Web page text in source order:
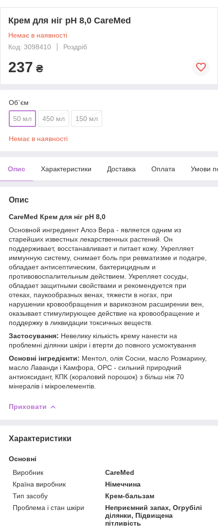
Крем для ніг рН 8,0 CareMed
Немає в наявності
Код: 3098410
Роздріб
237 ₴
Об`єм
50 мл 450 мл 150 мл
Немає в наявності
Опис Характеристики Доставка Оплата Умови
Опис
CareMed Крем для ніг рН 8,0
Основной ингредиент Алоэ Вера - является одним из
старейших известных лекарственных растений. Он
поддерживает, восстанавливает и питает кожу. Укрепляет
иммунную систему, снимает боль при ревматизме и подагре,
обладает антисептическим, бактерицидным и
противовоспалительным действием. Укрепляет сосуды,
обладает защитными свойствами и рекомендуется при
отеках, паукообразных венах, тяжести в ногах, при
нарушении кровообращения и варикозном расширении вен,
оказывает стимулирующее действие на кровообращение и
поддержку в ликвидации токсичных веществ.
Застосування: Невелику кількість крему нанести на
проблемні ділянки шкіри і втерти до повного усмоктування
Основні інгредієнти: Ментол, олія Сосни, масло Розмарину,
масло Лаванди і Камфора, OPC - сильний природний
антиоксидант, КПК (кораловий порошок) з більш ніж 70
мінералів і мікроелементів.
Приховати
Характеристики
Основні
Виробник
CareMed
Країна виробник
Німеччина
Тип засобу
Крем-бальзам
Проблема і стан шкіри
Неприємний запах, Огрубілі
ділянки, Підвищена
пітливість